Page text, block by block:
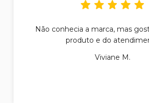
Não conhecia a marca, mas
produto e do
Viviane M.